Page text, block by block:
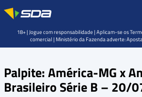
Palpite: América-MG x
Brasileiro Série B – 20/
18+ | Jogue com responsabilidade | Aplicam-se os
comercial | Ministério da Fazenda adverte: